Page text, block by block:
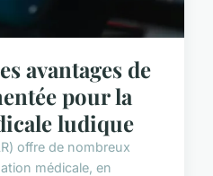
avantages de
pour la
ludique
offre de nombreux
médicale, en